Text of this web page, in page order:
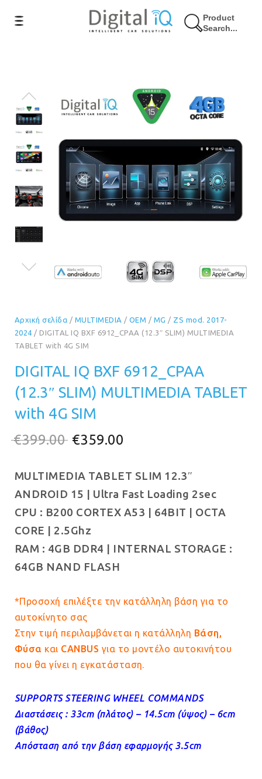
Product
Search...
10% Έκπτωση
Αρχική σελίδα / MULTIMEDIA / OEM / MG / ZS mod. 2017-
2024 / DIGITAL IQ BXF 6912_CPAA (12.3″ SLIM) MULTIMEDIA
TABLET with 4G SIM
DIGITAL IQ BXF 6912_CPAA
(12.3″ SLIM) MULTIMEDIA TABLET
with 4G SIM
€399.00 Original
was:
€399.00.
€359.00
τιμή
είναι:
€359.00.
MULTIMEDIA TABLET SLIM 12.3″
ANDROID 15 | Ultra Fast Loading 2sec
CPU : B200 CORTEX A53 | 64BIT | OCTA
CORE | 2.5Ghz
RAM : 4GB DDR4 |
INTERNAL STORAGE :
64GB NAND FLASH
*Προσοχή επιλέξτε την κατάλληλη βάση για το
αυτοκίνητο σας
Στην τιμή περιλαμβάνεται η κατάλληλη Βάση,
Φύσα και CANBUS για το μοντέλο αυτοκινήτου
που θα γίνει η εγκατάσταση.
SUPPORTS STEERING WHEEL COMMANDS
Διαστάσεις : 33cm (πλάτος) – 14.5cm (ύψος) – 6cm
(βάθος)
Απόσταση από την βάση εφαρμογής 3.5cm